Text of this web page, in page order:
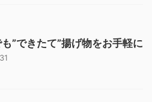
”できたて”揚げ物をお手軽に